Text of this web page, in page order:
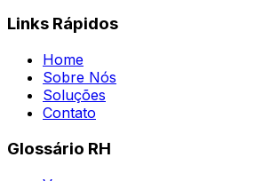
Links Rápidos
Home
Sobre Nós
Soluções
Contato
Glossário RH